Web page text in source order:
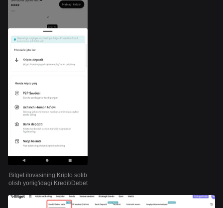
Bitget ilovasining Kripto sotib
olish yorlig'idagi Kredit/Debet